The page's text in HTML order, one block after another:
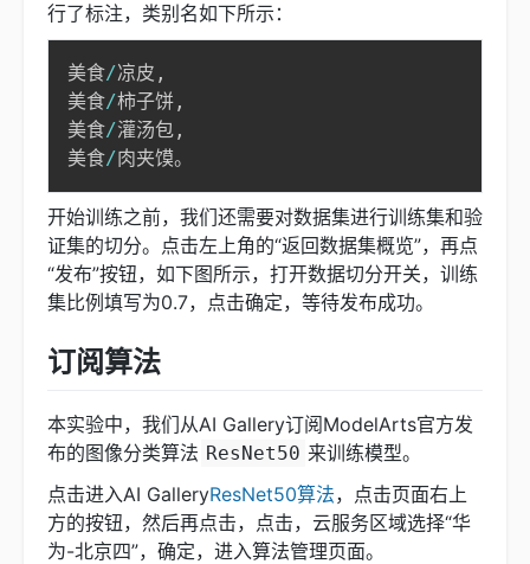
行了标注，类别名如下所示：
美食/凉皮 ,
美食/柿子饼 ,
美食/灌汤包 ,
美食/
开始训练之前，我们还需要对数据集进行训练集和验
证集的切分。点击左上角的“返回数据集概览”，再点
“发布”按钮，如下图所示，打开数据切分开关，训练
集比例填写为0.7，点击确定，等待发布成功。
订阅算法
本实验中，我们从AI Gallery订阅ModelArts官方发
布的图像分类算法 ResNet50 来训练模型。
点击进入AI GalleryResNet50算法，点击页面右上
方的按钮，然后再点击，点击，云服务区域选择“华
为-北京四”，确定，进入算法管理页面。